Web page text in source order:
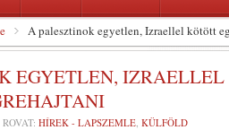
A palesztinok egyetlen, Izraellel kötött
EGYETLEN,
ROVAT: HÍREK - LAPSZEMLE, KÜLFÖLD